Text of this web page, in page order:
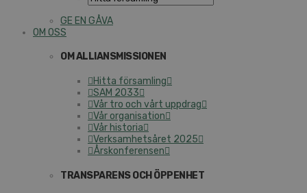
GE EN GÅVA
OM OSS
OM ALLIANSMISSIONEN
Hitta församling
SAM 2033
Vår tro och vårt uppdrag
Vår organisation
Vår historia
Verksamhetsåret 2025
Årskonferensen
TRANSPARENS OCH ÖPPENHET